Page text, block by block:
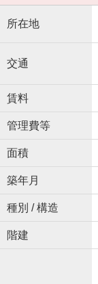
所在地
交通
賃料
管理費等
面積
築年月
種別 / 構造
階建